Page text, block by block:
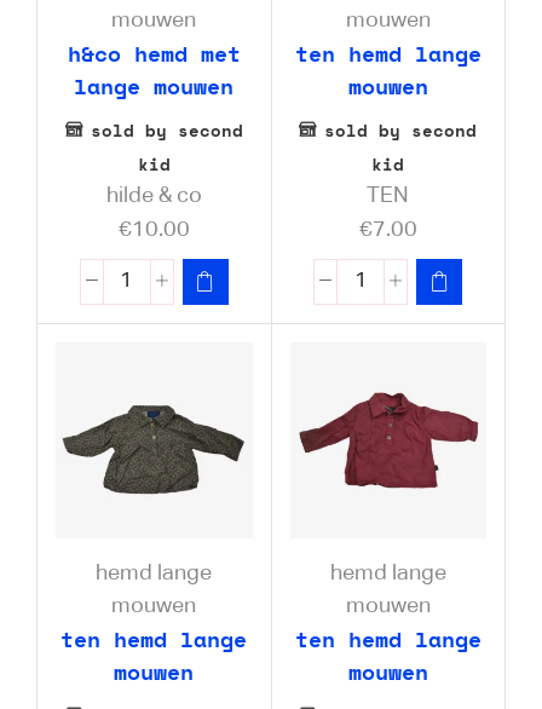
mouwen
h&co hemd met
lange mouwen
sold by second
kid
hilde & co
€10.00
mouwen
ten hemd lange
mouwen
sold by second
kid
TEN
€7.00
hemd lange
mouwen
ten hemd lange
mouwen
hemd lange
mouwen
ten hemd lange
mouwen